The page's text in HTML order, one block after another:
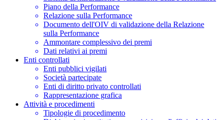
Piano della Performance
Relazione sulla Performance
Documento dell'OIV di validazione della Relazione
sulla Performance
Ammontare complessivo dei premi
Dati relativi ai premi
Enti controllati
Enti pubblici vigilati
Società partecipate
Enti di diritto privato controllati
Rappresentazione grafica
Attività e procedimenti
Tipologie di procedimento